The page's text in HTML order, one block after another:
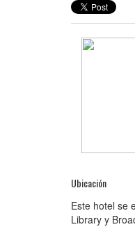
Ubicación
Este hotel se
Library y